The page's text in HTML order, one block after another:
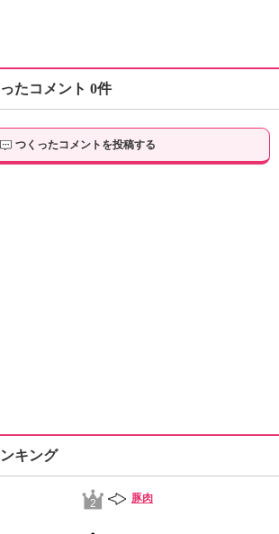
たコメント 0件
つくったコメントを投稿する
キング
2 豚肉